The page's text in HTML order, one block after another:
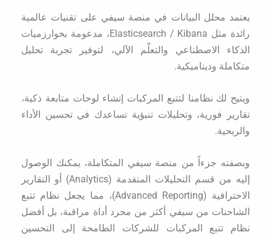
يعتمد محلل البيانات في منصة سيفي على تقنيات عالمية
رائدة مثل Elasticsearch / Kibana، مدعومة بخوارزميات
الذكاء الاصطناعي والتعلّم الآلي، لتوفير تجربة تحليل
متكاملة وديناميكية.
ويتيح لك نظامنا لتتبع المركبات إنشاء لوحات متابعة ذكية،
تقارير فورية، وتحليلات تنبؤية تساعدك في تحسين الأداء
والربحية.
وبصفته جزءاً من منصة سيفي المتكاملة، يمكنك الوصول
إليه من قسم التحليلات المتقدمة (Analytics) أو التقارير
الاحترافية (Advanced Reporting)، مما يجعل نظام تتبع
الشاحنات من سيفي أكثر من مجرد أداة مراقبة، بل أفضل
نظام تتبع المركبات للشركات الطامحة إلى التحسين